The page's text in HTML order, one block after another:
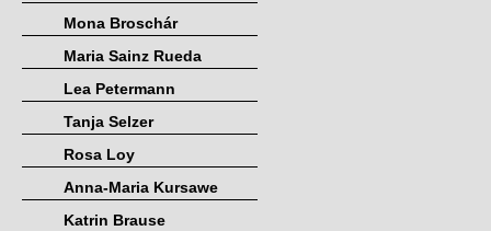
Mona Broschár
Maria Sainz Rueda
Lea Petermann
Tanja Selzer
Rosa Loy
Anna-Maria Kursawe
Katrin Brause